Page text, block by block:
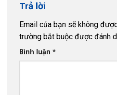
Trả lời
Email của bạn sẽ không
trường bắt buộc được đánh
Bình luận *